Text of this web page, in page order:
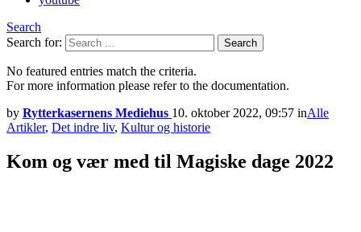
Search
Search for:
Search
No featured entries match the criteria.
For more information please refer to the documentation.
by Rytterkasernens Mediehus 10. oktober 2022, 09:57 inAlle
Artikler, Det indre liv, Kultur og historie
Kom og vær med til Magiske dage 2022